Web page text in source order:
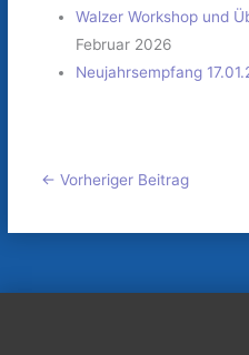
Walzer Workshop und
Februar 2026
Neujahrsempfang
← Vorheriger Beitrag